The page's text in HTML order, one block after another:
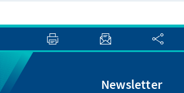
Newsletter